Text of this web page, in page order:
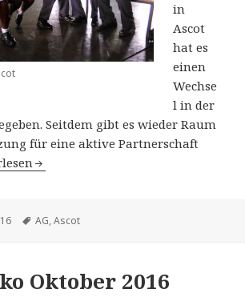
in
Ascot
hat es
einen
Wechse
l in der
Seitdem gibt es wieder Raum
für eine aktive Partnerschaft
in Ascot – unsere andere
Schlagwörter
AG,Ascot
Oktober 2016